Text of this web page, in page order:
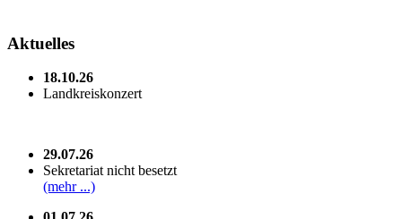
Aktuelles
18.10.26
Landkreiskonzert
29.07.26
Sekretariat nicht besetzt
(mehr ...)